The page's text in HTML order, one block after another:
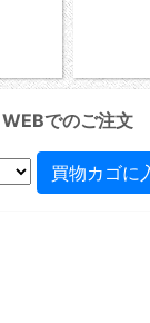
WEBでのご注文